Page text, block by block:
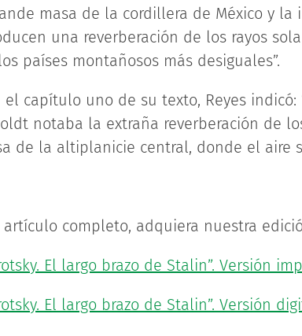
masa de la cordillera de México y
una reverberación de los rayos
países montañosos más desiguales”.
el capítulo uno de su texto, Reyes indicó:
notaba la extraña reverberación de
de la altiplanicie central, donde el aire
completo, adquiera nuestra
El largo brazo de Stalin”. Versión
El largo brazo de Stalin”. Versión